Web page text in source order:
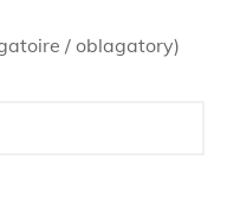
/ oblagatory)